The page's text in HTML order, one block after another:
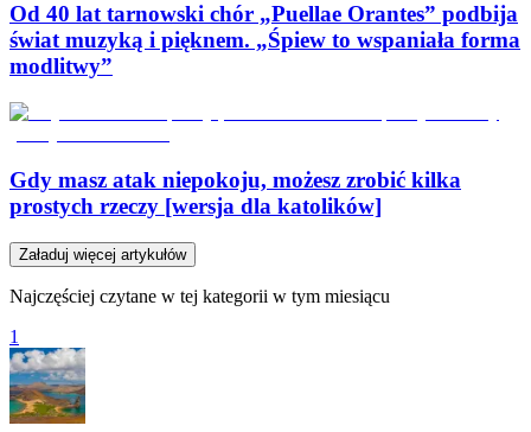
Od 40 lat tarnowski chór „Puellae Orantes” podbija
świat muzyką i pięknem. „Śpiew to wspaniała forma
modlitwy”
Gdy masz atak niepokoju, możesz zrobić kilka
prostych rzeczy [wersja dla katolików]
Załaduj więcej artykułów
Najczęściej czytane w tej kategorii w tym miesiącu
1